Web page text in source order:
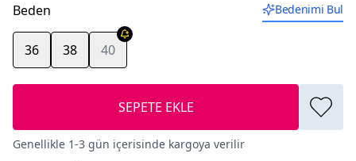
Beden Bedenimi Bul
36 38 40
SEPETE EKLE
Genellikle 1-3 gün içerisinde kargoya verilir